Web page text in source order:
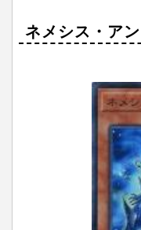
ネメシス・ア